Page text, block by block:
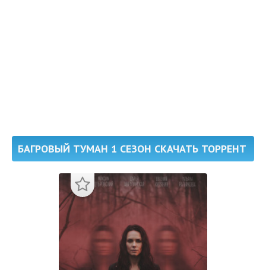
БАГРОВЫЙ ТУМАН 1 СЕЗОН СКАЧАТЬ ТОРРЕНТ